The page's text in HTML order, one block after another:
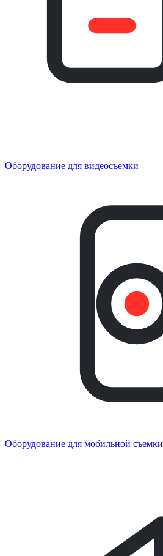
Оборудование для видеосъемки
Оборудование для мобильной съемки